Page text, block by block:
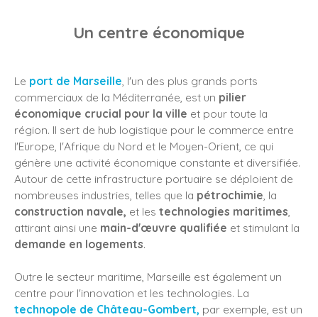
Un centre économique
Le port de Marseille , l'un des plus grands ports
commerciaux de la Méditerranée, est un pilier
économique crucial pour la ville et pour toute la
région. Il sert de hub logistique pour le commerce entre
l'Europe, l'Afrique du Nord et le Moyen-Orient, ce qui
génère une activité économique constante et diversifiée.
Autour de cette infrastructure portuaire se déploient de
nombreuses industries, telles que la pétrochimie , la
construction navale, et les technologies maritimes
attirant ainsi une main-d'œuvre qualifiée et stimulant la
demande en logements.
Outre le secteur maritime, Marseille est également un
centre pour l'innovation et les technologies. La
technopole de Château-Gombert, par exemple, est un